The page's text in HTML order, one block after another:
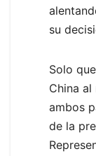
su
Solo
China
ambos
de la